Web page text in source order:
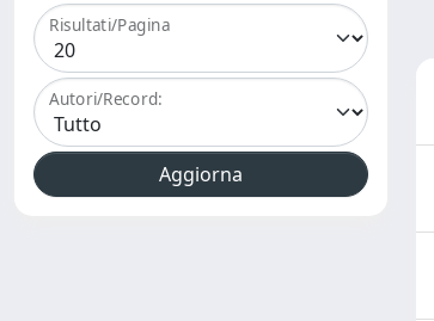
Risultati/Pagina
Autori/Record: